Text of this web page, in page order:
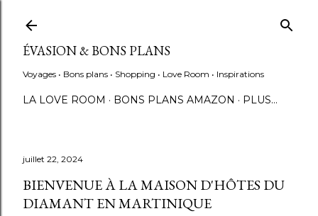
ÉVASION & BONS PLANS
Voyages • Bons plans • Shopping • Love Room • Inspirations
LA LOVE ROOM BONS PLANS AMAZON PLUS…
juillet 22, 2024
BIENVENUE À LA MAISON D'HÔTES DU
DIAMANT EN MARTINIQUE